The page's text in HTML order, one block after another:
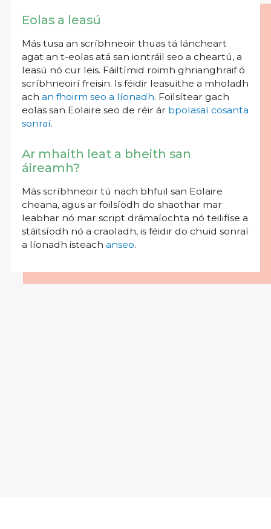
Eolas a leasú
Más tusa an scríbhneoir thuas tá láncheart
agat an t-eolas atá san iontráil seo a cheartú, a
leasú nó cur leis. Fáiltímid roimh ghrianghraif ó
scríbhneoirí freisin. Is féidir leasuithe a mholadh
ach an fhoirm seo a líonadh. Foilsítear gach
eolas san Eolaire seo de réir ár bpolasaí cosanta
sonraí.
Ar mhaith leat a bheith san
áireamh?
Más scríbhneoir tú nach bhfuil san Eolaire
cheana, agus ar foilsíodh do shaothar mar
leabhar nó mar script drámaíochta nó teilifíse a
stáitsíodh nó a craoladh, is féidir do chuid sonraí
a líonadh isteach anseo.